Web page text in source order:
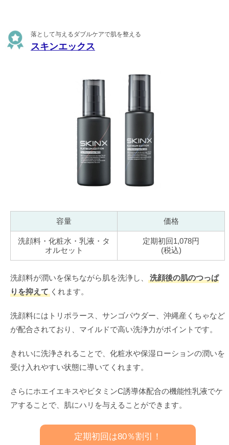
落として与えるダブルケアで肌を整える
スキンエックス
容量 価格
洗顔料・化粧水・乳液・タ
オルセット
定期初回1,078円
(税込)
洗顔料が潤いを保ちながら肌を洗浄し、
洗顔後の肌のつっぱ
りを抑えて くれます。
洗顔料にはトリポラース、サンゴパウダー、沖縄産くちゃなど
が配合されており、マイルドで高い洗浄力がポイントです。
きれいに洗浄されることで、化粧水や保湿ローションの潤いを
受け入れやすい状態に導いてくれます。
さらにホエイエキスやビタミンC誘導体配合の機能性乳液でケ
アすることで、肌にハリを与えることができます。
定期初回は80％割引！